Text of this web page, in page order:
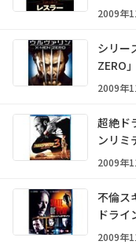
2009年
シリー
ZERO」
2009年
超絶ド
ンリミ
2009年
不倫ス
ドライ
2009年